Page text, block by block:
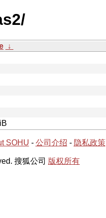
↓
SOHU - 公司介绍 - 隐私政策
搜狐公司 版权所有